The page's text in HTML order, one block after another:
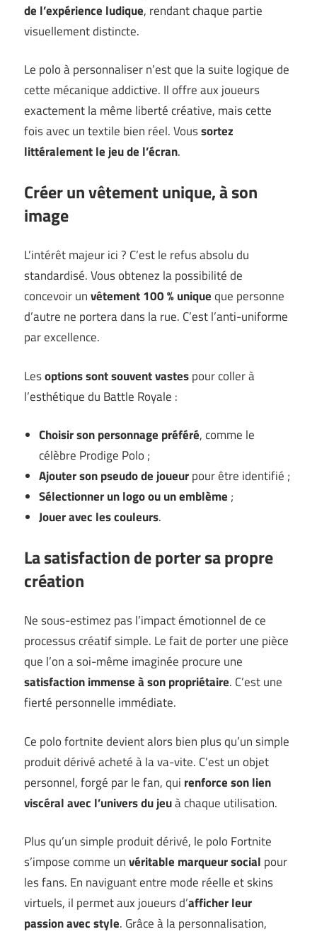
de l’expérience ludique, rendant chaque partie
visuellement distincte.
Le polo à personnaliser n’est que la suite logique de
cette mécanique addictive. Il offre aux joueurs
exactement la même liberté créative, mais cette
fois avec un textile bien réel. Voussortez
littéralement le jeu de l’écran.
Créer un vêtement unique, à son
image
L’intérêt majeur ici ? C’est le refus absolu du
standardisé. Vous obtenez la possibilité de
concevoir unvêtement 100 % uniqueque personne
d’autre ne portera dans la rue. C’est l’anti-uniforme
par excellence.
Lesoptions sont souvent vastespour coller à
l’esthétique du Battle Royale :
Choisir son personnage préféré, comme le
célèbre Prodige Polo ;
Ajouter son pseudo de joueurpour être identifié ;
Sélectionner un logo ou un emblème ;
Jouer avec les couleurs.
La satisfaction de porter sa propre
création
Ne sous-estimez pas l’impact émotionnel de ce
processus créatif simple. Le fait de porter une pièce
que l’on a soi-même imaginée procure une
satisfaction immense à son propriétaire. C’est une
fierté personnelle immédiate.
Ce polo fortnite devient alors bien plus qu’un simple
produit dérivé acheté à la va-vite. C’est un objet
personnel, forgé par le fan, qui renforce son lien
viscéral avec l’univers du jeuà chaque utilisation.
Plus qu’un simple produit dérivé, le polo Fortnite
s’impose comme unvéritable marqueur social pour
les fans. En naviguant entre mode réelle et skins
virtuels, il permet aux joueurs d’afficher leur
passion avec style. Grâce à la personnalisation,